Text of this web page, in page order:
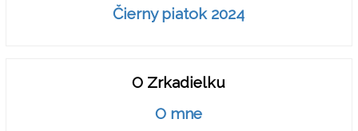
Čierny piatok 2024
O Zrkadielku
O mne